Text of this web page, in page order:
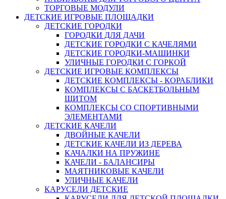
ТОРГОВЫЕ МОДУЛИ
ДЕТСКИЕ ИГРОВЫЕ ПЛОЩАДКИ
ДЕТСКИЕ ГОРОДКИ
ГОРОДКИ ДЛЯ ДАЧИ
ДЕТСКИЕ ГОРОДКИ С КАЧЕЛЯМИ
ДЕТСКИЕ ГОРОДКИ-МАШИНКИ
УЛИЧНЫЕ ГОРОДКИ С ГОРКОЙ
ДЕТСКИЕ ИГРОВЫЕ КОМПЛЕКСЫ
ДЕТСКИЕ КОМПЛЕКСЫ - КОРАБЛИКИ
КОМПЛЕКСЫ С БАСКЕТБОЛЬНЫМ
ЩИТОМ
КОМПЛЕКСЫ СО СПОРТИВНЫМИ
ЭЛЕМЕНТАМИ
ДЕТСКИЕ КАЧЕЛИ
ДВОЙНЫЕ КАЧЕЛИ
ДЕТСКИЕ КАЧЕЛИ ИЗ ДЕРЕВА
КАЧАЛКИ НА ПРУЖИНЕ
КАЧЕЛИ - БАЛАНСИРЫ
МАЯТНИКОВЫЕ КАЧЕЛИ
УЛИЧНЫЕ КАЧЕЛИ
КАРУСЕЛИ ДЕТСКИЕ